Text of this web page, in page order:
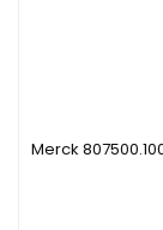
Merck